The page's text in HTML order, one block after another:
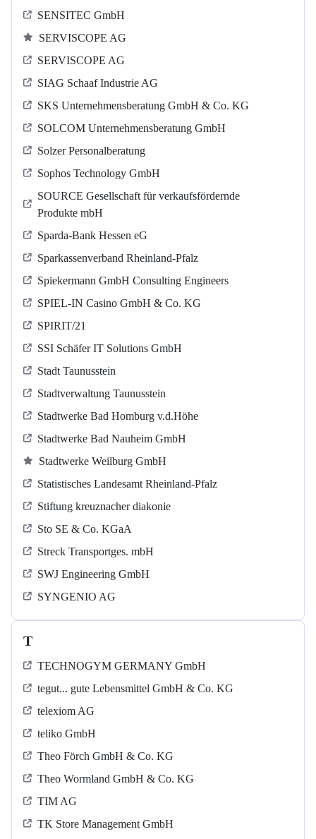
SENSITEC GmbH
SERVISCOPE AG
SERVISCOPE AG
SIAG Schaaf Industrie AG
SKS Unternehmensberatung GmbH & Co. KG
SOLCOM Unternehmensberatung GmbH
Solzer Personalberatung
Sophos Technology GmbH
SOURCE Gesellschaft für verkaufsfördernde
Produkte mbH
Sparda-Bank Hessen eG
Sparkassenverband Rheinland-Pfalz
Spiekermann GmbH Consulting Engineers
SPIEL-IN Casino GmbH & Co. KG
SPIRIT/21
SSI Schäfer IT Solutions GmbH
Stadt Taunusstein
Stadtverwaltung Taunusstein
Stadtwerke Bad Homburg v.d.Höhe
Stadtwerke Bad Nauheim GmbH
Stadtwerke Weilburg GmbH
Statistisches Landesamt Rheinland-Pfalz
Stiftung kreuznacher diakonie
Sto SE & Co. KGaA
Streck Transportges. mbH
SWJ Engineering GmbH
SYNGENIO AG
T
TECHNOGYM GERMANY GmbH
tegut... gute Lebensmittel GmbH & Co. KG
telexiom AG
teliko GmbH
Theo Förch GmbH & Co. KG
Theo Wormland GmbH & Co. KG
TIM AG
TK Store Management GmbH